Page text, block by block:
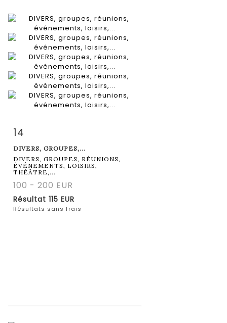
Fiche détaillée
14
DIVERS, GROUPES,...
DIVERS, GROUPES, RÉUNIONS,
ÉVÉNEMENTS, LOISIRS,
THÉÂTRE,...
100 - 200 EUR
Résultat 115 EUR
Résultats sans frais